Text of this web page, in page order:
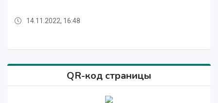
14.11.2022, 16:30
QR-код страницы